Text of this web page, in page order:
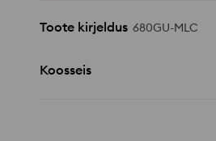
Toote kirjeldus 680GU-MLC
Koosseis